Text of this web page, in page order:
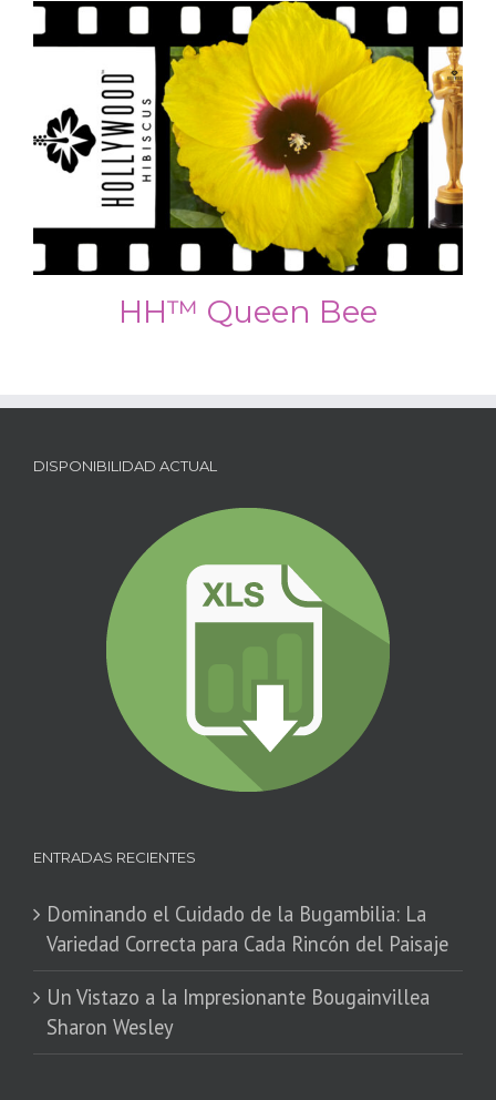
HH™ Queen Bee
DISPONIBILIDAD ACTUAL
ENTRADAS RECIENTES
Dominando el Cuidado de la Bugambilia: La
Variedad Correcta para Cada Rincón del Paisaje
​Un Vistazo a la Impresionante Bougainvillea
Sharon Wesley